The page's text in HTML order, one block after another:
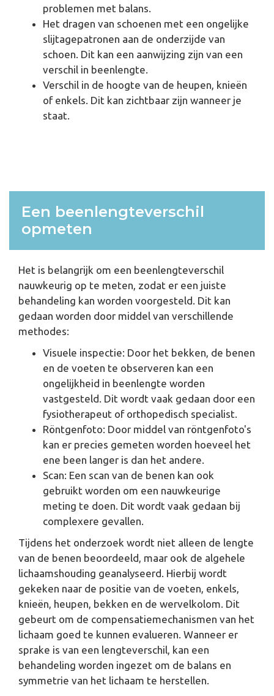
problemen met balans.
Het dragen van schoenen met een ongelijke
slijtagepatronen aan de onderzijde van
schoen. Dit kan een aanwijzing zijn van een
verschil in beenlengte.
Verschil in de hoogte van de heupen, knieën
of enkels. Dit kan zichtbaar zijn wanneer je
staat.
Een beenlengteverschil
opmeten
Het is belangrijk om een beenlengteverschil
nauwkeurig op te meten, zodat er een juiste
behandeling kan worden voorgesteld. Dit kan
gedaan worden door middel van verschillende
methodes:
Visuele inspectie: Door het bekken, de benen
en de voeten te observeren kan een
ongelijkheid in beenlengte worden
vastgesteld. Dit wordt vaak gedaan door een
fysiotherapeut of orthopedisch specialist.
Röntgenfoto: Door middel van röntgenfoto's
kan er precies gemeten worden hoeveel het
ene been langer is dan het andere.
Scan: Een scan van de benen kan ook
gebruikt worden om een nauwkeurige
meting te doen. Dit wordt vaak gedaan bij
complexere gevallen.
Tijdens het onderzoek wordt niet alleen de lengte
van de benen beoordeeld, maar ook de algehele
lichaamshouding geanalyseerd. Hierbij wordt
gekeken naar de positie van de voeten, enkels,
knieën, heupen, bekken en de wervelkolom. Dit
gebeurt om de compensatiemechanismen van het
lichaam goed te kunnen evalueren. Wanneer er
sprake is van een lengteverschil, kan een
behandeling worden ingezet om de balans en
symmetrie van het lichaam te herstellen.